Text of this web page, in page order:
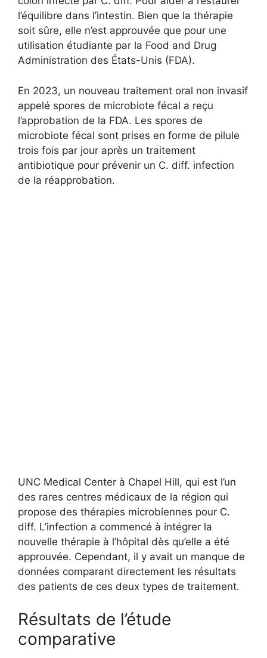
l’équilibre dans l’intestin. Bien que la thérapie
soit sûre, elle n’est approuvée que pour une
utilisation étudiante par la Food and Drug
Administration des États-Unis (FDA).
En 2023, un nouveau traitement oral non invasif
appelé spores de microbiote fécal a reçu
l’approbation de la FDA. Les spores de
microbiote fécal sont prises en forme de pilule
trois fois par jour après un traitement
antibiotique pour prévenir un C. diff. infection
de la réapprobation.
UNC Medical Center à Chapel Hill, qui est l’un
des rares centres médicaux de la région qui
propose des thérapies microbiennes pour C.
diff. L’infection a commencé à intégrer la
nouvelle thérapie à l’hôpital dès qu’elle a été
approuvée. Cependant, il y avait un manque de
données comparant directement les résultats
des patients de ces deux types de traitement.
Résultats de l’étude
comparative